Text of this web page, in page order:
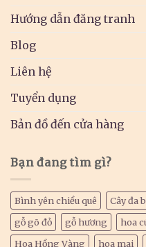
Hướng dẫn đăng tranh
Blog
Liên hệ
Tuyển dụng
Bản đồ đến cửa hàng
Bạn đang tìm gì?
Bình yên chiều quê Cây đa
gỗ gõ đỏ
gỗ hương hoa
Hoa Hồng Vàng
hoa mai